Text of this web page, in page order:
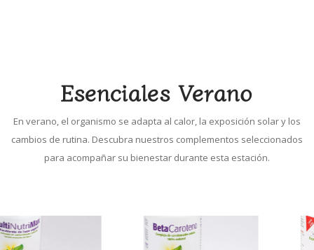
Esenciales Verano
En verano, el organismo se adapta al calor, la exposición solar y los
cambios de rutina. Descubra nuestros complementos seleccionados
para acompañar su bienestar durante esta estación.